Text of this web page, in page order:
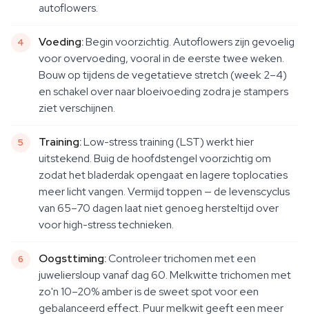
autoflowers.
Voeding:Begin voorzichtig. Autoflowers zijn gevoelig
voor overvoeding, vooral in de eerste twee weken.
Bouw op tijdens de vegetatieve stretch (week 2–4)
en schakel over naar bloeivoeding zodra je stampers
ziet verschijnen.
Training:Low-stress training (LST) werkt hier
uitstekend. Buig de hoofdstengel voorzichtig om
zodat het bladerdak opengaat en lagere toplocaties
meer licht vangen. Vermijd toppen — de levenscyclus
van 65–70 dagen laat niet genoeg hersteltijd over
voor high-stress technieken.
Oogsttiming:Controleer trichomen met een
juweliersloup vanaf dag 60. Melkwitte trichomen met
zo'n 10–20% amber is de sweet spot voor een
gebalanceerd effect. Puur melkwit geeft een meer